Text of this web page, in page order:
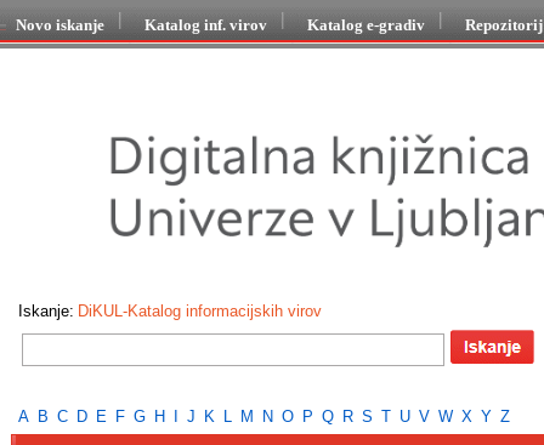
Novo iskanje Katalog inf. virov Katalog e-gradiv
Iskanje: DiKUL-Katalog informacijskih virov
A B C D E F G H J K L M N O P Q R S T U V W X Y Z